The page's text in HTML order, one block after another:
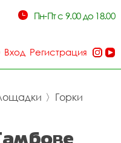
Пн-Пт с 9.00 до 18.00
Вход Регистрация
〉 Горки